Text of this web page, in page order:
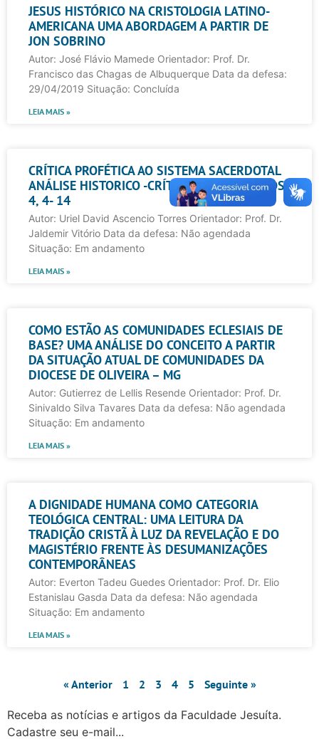
JESUS HISTÓRICO NA CRISTOLOGIA LATINO-
AMERICANA UMA ABORDAGEM A PARTIR DE
JON SOBRINO
Autor: José Flávio Mamede Orientador: Prof. Dr.
Francisco das Chagas de Albuquerque Data da defesa:
29/04/2019 Situação: Concluída
LEIA MAIS »
CRÍTICA PROFÉTICA AO SISTEMA SACERDOTAL
ANÁLISE HISTORICO -CRÍTICA DA PERÍCOPE OS
4, 4- 14
Autor: Uriel David Ascencio Torres Orientador: Prof. Dr.
Jaldemir Vitório Data da defesa: Não agendada
Situação: Em andamento
LEIA MAIS »
COMO ESTÃO AS COMUNIDADES ECLESIAIS DE
BASE? UMA ANÁLISE DO CONCEITO A PARTIR
DA SITUAÇÃO ATUAL DE COMUNIDADES DA
DIOCESE DE OLIVEIRA – MG
Autor: Gutierrez de Lellis Resende Orientador: Prof. Dr.
Sinivaldo Silva Tavares Data da defesa: Não agendada
Situação: Em andamento
LEIA MAIS »
A DIGNIDADE HUMANA COMO CATEGORIA
TEOLÓGICA CENTRAL: UMA LEITURA DA
TRADIÇÃO CRISTÃ À LUZ DA REVELAÇÃO E DO
MAGISTÉRIO FRENTE ÀS DESUMANIZAÇÕES
CONTEMPORÂNEAS
Autor: Everton Tadeu Guedes Orientador: Prof. Dr. Elio
Estanislau Gasda Data da defesa: Não agendada
Situação: Em andamento
LEIA MAIS »
« Anterior 1 2 3 4 5 Seguinte »
Receba as notícias e artigos da Faculdade Jesuíta.
Cadastre seu e-mail...